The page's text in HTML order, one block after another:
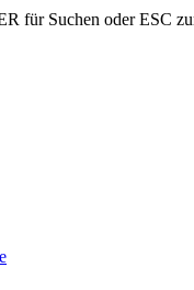
für Suchen oder ESC